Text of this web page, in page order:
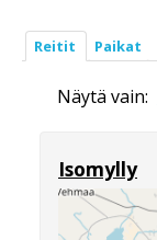
Reitit Paikat
Näytä vain:
Isomylly